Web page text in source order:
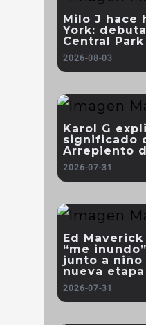
Milo J hace
York:
Central Park
2026-08-03
Karol G
significado
Arrepiento
2026-07-31
Ed
“me
junto a niño
nueva
2026-07-31